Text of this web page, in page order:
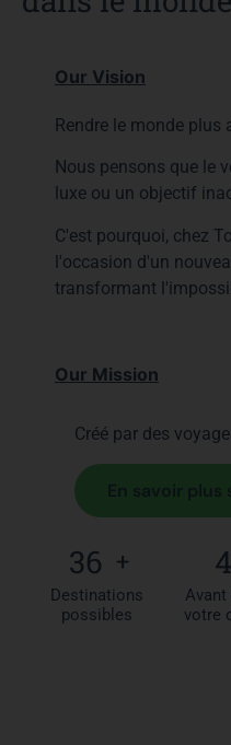
Our Vision
Rendre le monde plus
Nous pensons que le
luxe ou un objectif
C'est pourquoi, chez
l'occasion d'un
transformant
Our Mission
Créé par des
En savoir plus
40 +
Destinations
possibles
Avant
votre